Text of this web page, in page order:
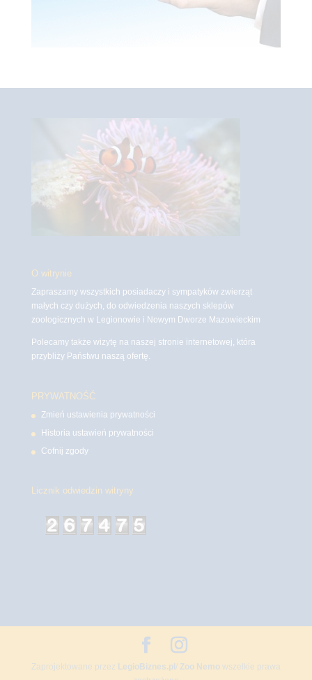
O witrynie
Zapraszamy wszystkich posiadaczy i sympatyków zwierząt
małych czy dużych, do odwiedzenia naszych sklepów
zoologicznych w Legionowie i Nowym Dworze Mazowieckim
Polecamy także wizytę na naszej stronie internetowej, która
przybliży Państwu naszą ofertę.
PRYWATNOŚĆ
Zmień ustawienia prywatności
Historia ustawień prywatności
Cofnij zgody
Licznik odwiedzin witryny
Zaprojektowane przez LegioBiznes.pl/ Zoo Nemowszelkie prawa